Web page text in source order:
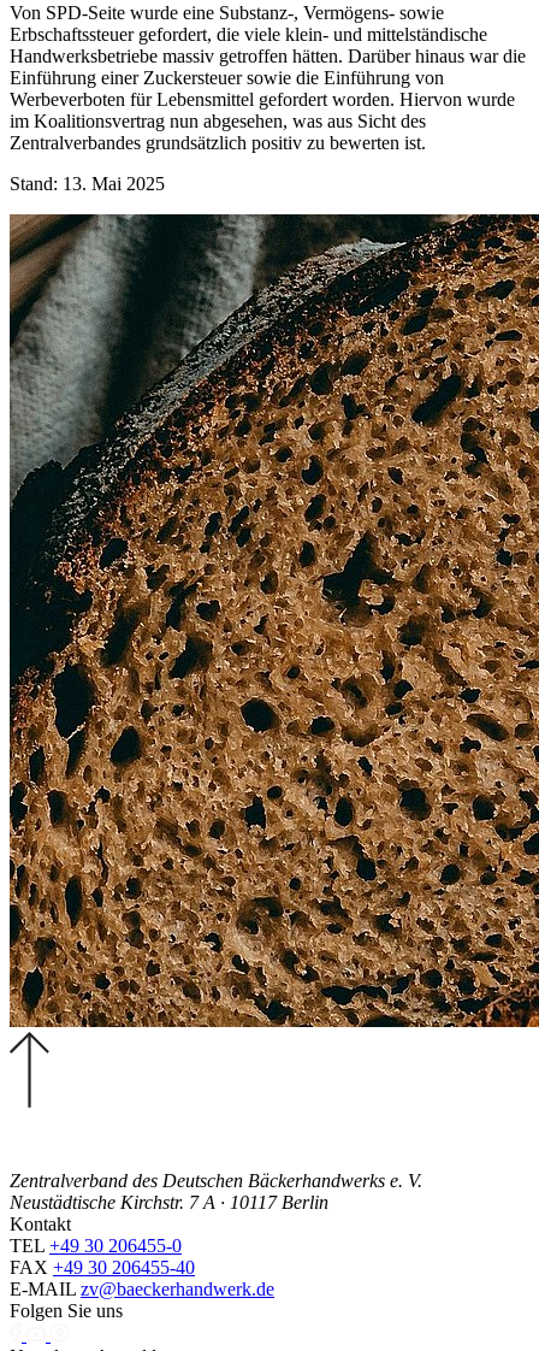
Von SPD-Seite wurde eine Substanz-, Vermögens- sowie
Erbschaftssteuer gefordert, die viele klein- und mittelständische
Handwerksbetriebe massiv getroffen hätten. Darüber hinaus war die
Einführung einer Zuckersteuer sowie die Einführung von
Werbeverboten für Lebensmittel gefordert worden. Hiervon wurde
im Koalitionsvertrag nun abgesehen, was aus Sicht des
Zentralverbandes grundsätzlich positiv zu bewerten ist.
Stand: 13. Mai 2025
Zentralverband des Deutschen Bäckerhandwerks e. V.
Neustädtische Kirchstr. 7 A · 10117 Berlin
Kontakt
TEL +49 30 206455-0
FAX +49 30 206455-40
E-MAIL zv@baeckerhandwerk.de
Folgen Sie uns